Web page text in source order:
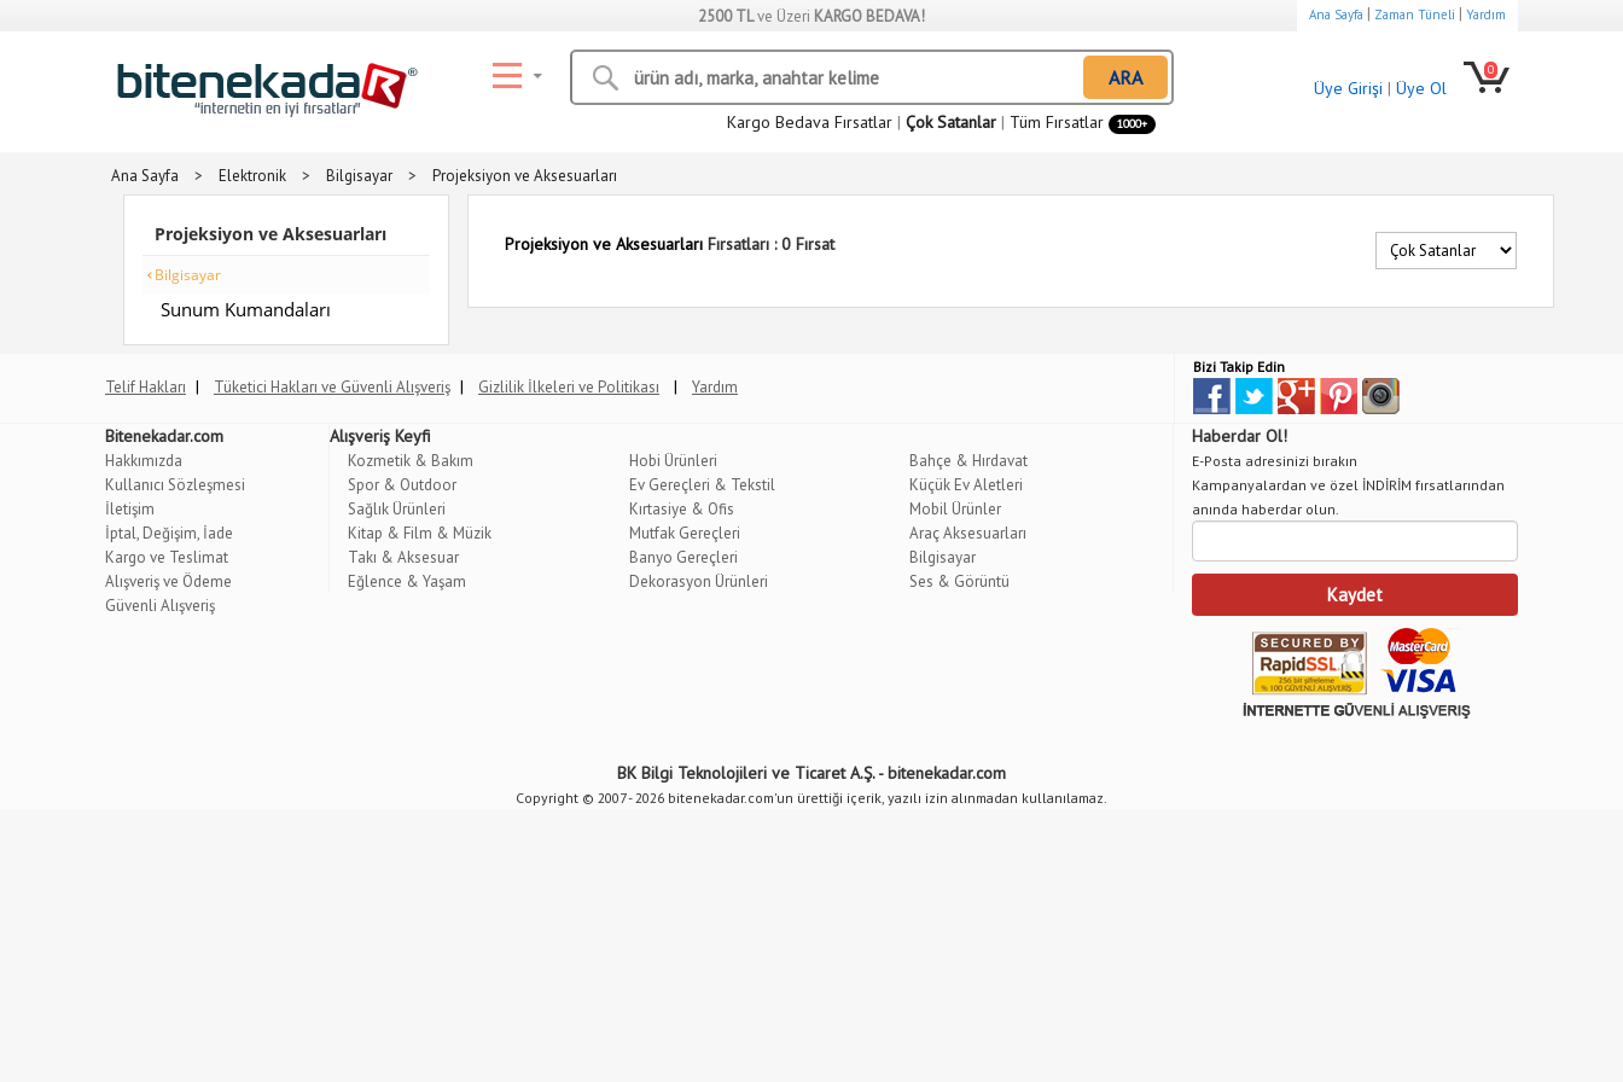
2500 TLve Üzeri KARGO BEDAVA! Ana Sayfa | Zaman Tüneli | Yardım
ARA
Kargo Bedava Fırsatlar | Çok Satanlar | Tüm Fırsatlar 1000+
Üye Girişi | Üye Ol
0
Ana Sayfa > Elektronik > Bilgisayar > Projeksiyon ve Aksesuarları
Projeksiyon ve Aksesuarları
Bilgisayar
Sunum Kumandaları
Projeksiyon ve Aksesuarları Fırsatları : 0 Fırsat
Telif Hakları | Tüketici Hakları ve Güvenli Alışveriş | Gizlilik İlkeleri ve Politikası | Yardım
Bizi Takip Edin
Bitenekadar.com
Hakkımızda
Kullanıcı Sözleşmesi
İletişim
İptal, Değişim, İade
Kargo ve Teslimat
Alışveriş ve Ödeme
Güvenli Alışveriş
Alışveriş Keyfi
Kozmetik & Bakım
Spor & Outdoor
Sağlık Ürünleri
Kitap & Film & Müzik
Takı & Aksesuar
Eğlence & Yaşam
Hobi Ürünleri
Ev Gereçleri & Tekstil
Kırtasiye & Ofis
Mutfak Gereçleri
Banyo Gereçleri
Dekorasyon Ürünleri
Bahçe & Hırdavat
Küçük Ev Aletleri
Mobil Ürünler
Araç Aksesuarları
Bilgisayar
Ses & Görüntü
Haberdar Ol!
E-Posta adresinizi bırakın
Kampanyalardan ve özel İNDİRİM fırsatlarından
anında haberdar olun.
Kaydet
BK Bilgi Teknolojileri ve Ticaret A.Ş. - bitenekadar.com
Copyright © 2007 - 2026 bitenekadar.com'un ürettiği içerik, yazılı izin alınmadan kullanılamaz.